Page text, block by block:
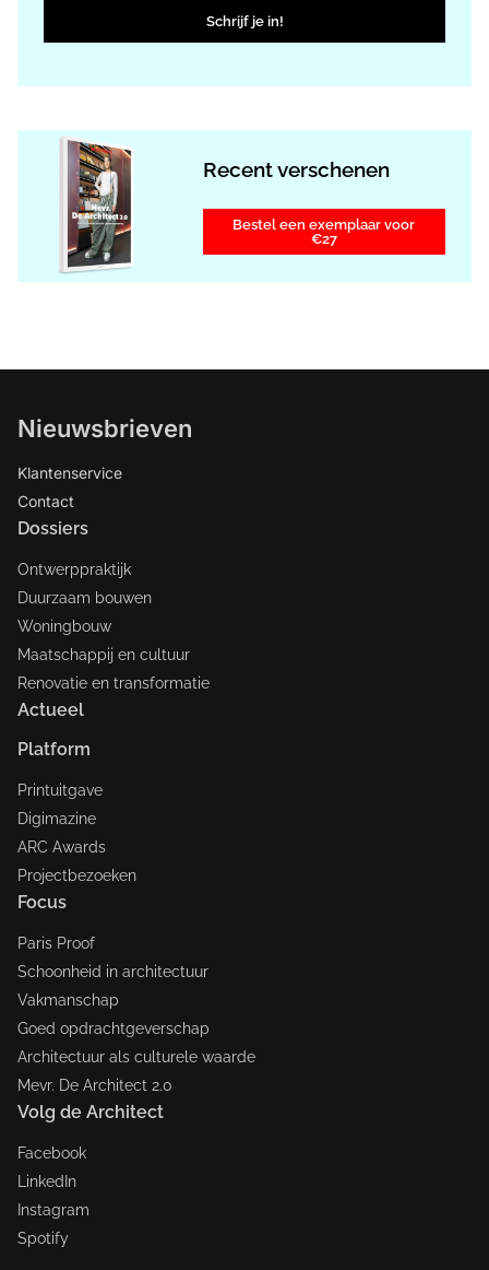
Schrijf je in!
Recent verschenen
Bestel een exemplaar voor
€27
Nieuwsbrieven
Klantenservice
Contact
Dossiers
Ontwerppraktijk
Duurzaam bouwen
Woningbouw
Maatschappij en cultuur
Renovatie en transformatie
Actueel
Platform
Printuitgave
Digimazine
ARC Awards
Projectbezoeken
Focus
Paris Proof
Schoonheid in architectuur
Vakmanschap
Goed opdrachtgeverschap
Architectuur als culturele waarde
Mevr. De Architect 2.0
Volg de Architect
Facebook
LinkedIn
Instagram
Spotify